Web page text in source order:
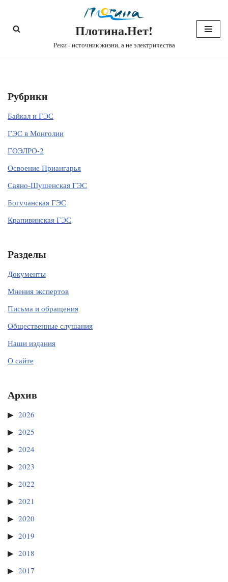
Перейти
Плотина.Нет!
Реки - источник жизни, а не электричества
Рубрики
Байкал и ГЭС
ГЭС в Монголии
ГОЭЛРО-2
Освоение Приангарья
Саяно-Шушенская ГЭС
Богучанская ГЭС
Крапивинская ГЭС
Разделы
Документы
Мнения экспертов
Письма и обращения
Общественные слушания
Наши издания
О сайте
Архив
2026
2025
2024
2023
2022
2021
2020
2019
2018
2017